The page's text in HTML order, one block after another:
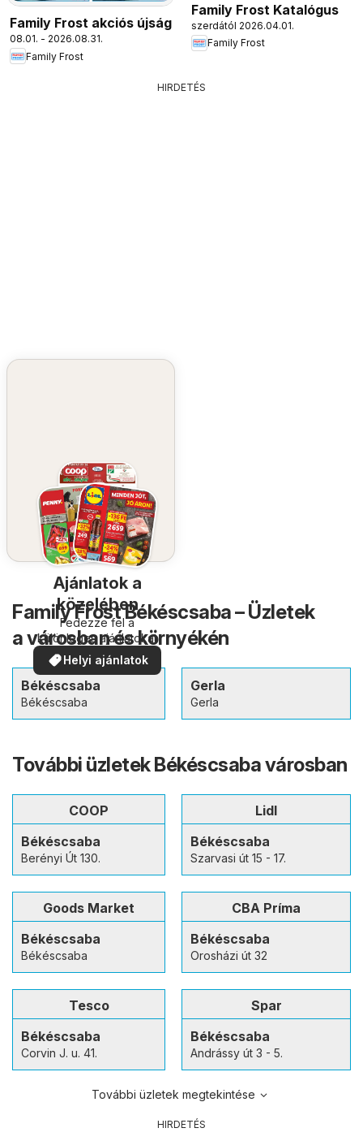
Family Frost akciós újság
08.01. - 2026.08.31.
Family Frost
Family Frost Katalógus
szerdától 2026.04.01.
Family Frost
HIRDETÉS
Ajánlatok a
közelében
Fedezze fel a
különleges ajánlatokat
Helyi ajánlatok
Family Frost Békéscsaba – Üzletek
a városban és környékén
Békéscsaba
Békéscsaba
Gerla
Gerla
További üzletek Békéscsaba városban
COOP
Békéscsaba
Berényi Út 130.
Lidl
Békéscsaba
Szarvasi út 15 - 17.
Goods Market
Békéscsaba
Békéscsaba
CBA Príma
Békéscsaba
Orosházi út 32
Tesco
Békéscsaba
Corvin J. u. 41.
Spar
Békéscsaba
Andrássy út 3 - 5.
További üzletek megtekintése
HIRDETÉS